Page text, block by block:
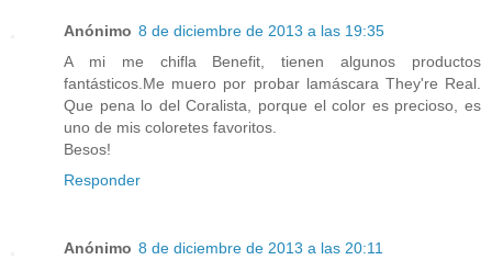
Anónimo 8 de diciembre de 2013 a las 19:35
A mi me chifla Benefit, tienen algunos productos
fantásticos.Me muero por probar lamáscara They're Real.
Que pena lo del Coralista, porque el color es precioso, es
uno de mis coloretes favoritos.
Besos!
Responder
Anónimo 8 de diciembre de 2013 a las 20:11